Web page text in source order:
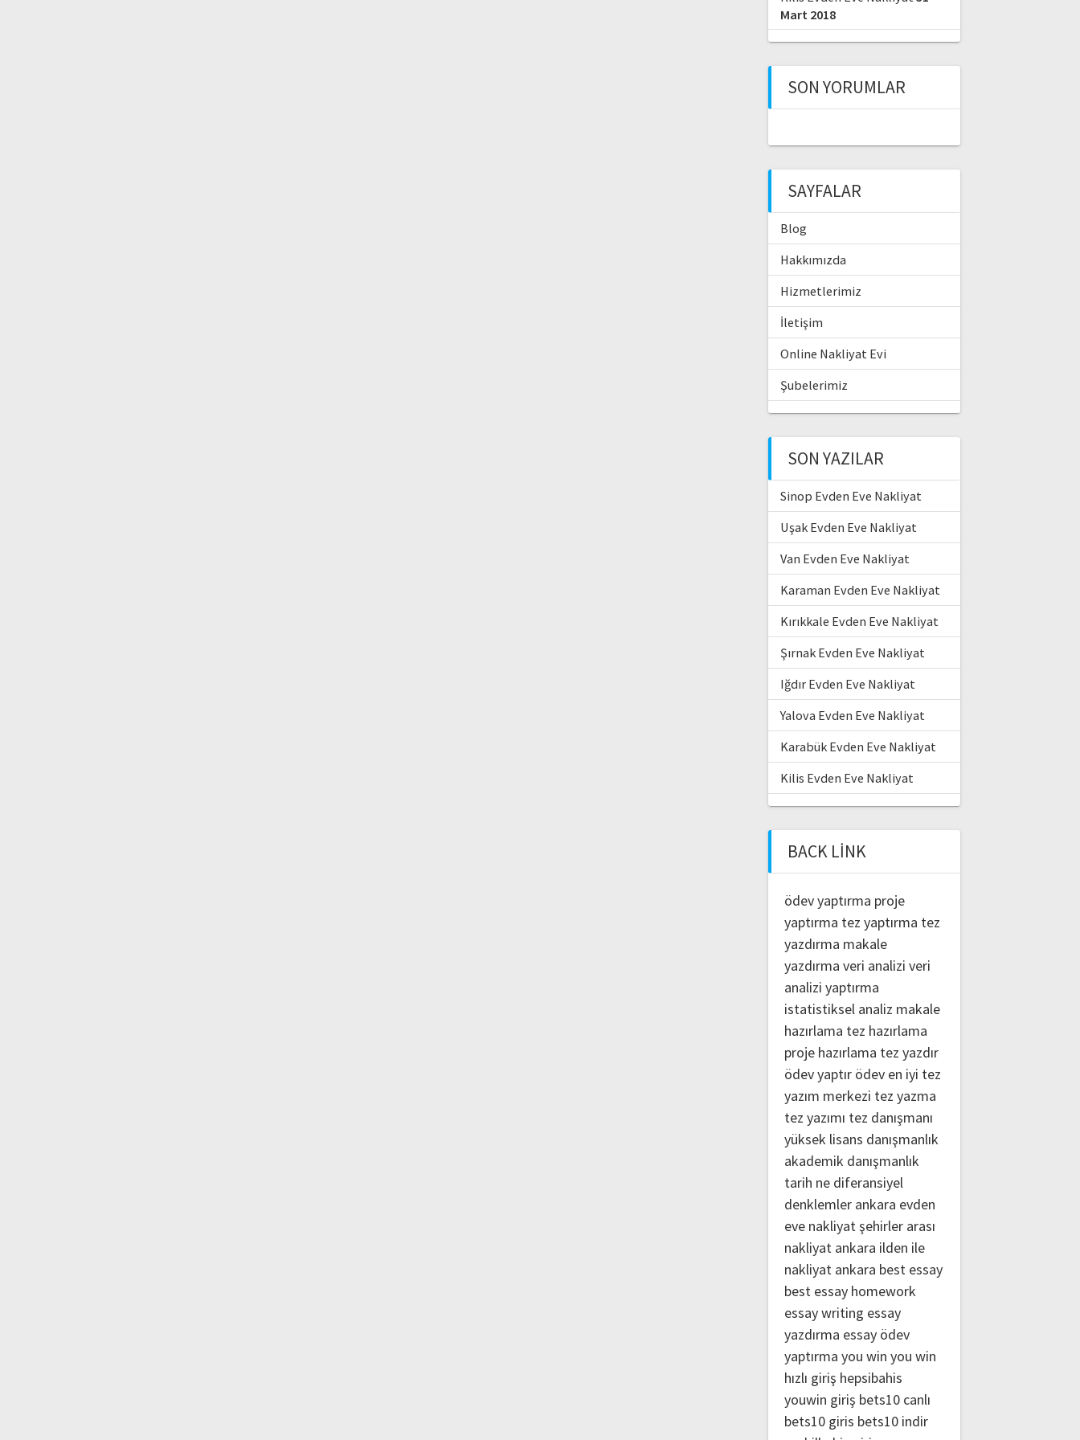
Mart 2018
SON YORUMLAR
SAYFALAR
Blog
Hakkımızda
Hizmetlerimiz
İletişim
Online Nakliyat Evi
Şubelerimiz
SON YAZILAR
Sinop Evden Eve Nakliyat
Uşak Evden Eve Nakliyat
Van Evden Eve Nakliyat
Karaman Evden Eve Nakliyat
Kırıkkale Evden Eve Nakliyat
Şırnak Evden Eve Nakliyat
Iğdır Evden Eve Nakliyat
Yalova Evden Eve Nakliyat
Karabük Evden Eve Nakliyat
Kilis Evden Eve Nakliyat
BACK LINK
ödev yaptırma proje
yaptırma tez yaptırma tez
yazdırma makale
yazdırma veri analizi veri
analizi yaptırma
istatistiksel analiz makale
hazırlama tez hazırlama
proje hazırlama tez yazdır
ödev yaptır ödev en iyi tez
yazım merkezi tez yazma
tez yazımı tez danışmanı
yüksek lisans danışmanlık
akademik danışmanlık
tarih ne diferansiyel
denklemler ankara evden
eve nakliyatşehirler arası
nakliyat ankara ilden ile
nakliyat ankara best essay
best essay homework
essay writing essay
yazdırma essay ödev
yaptırma you win you win
hızlı giriş hepsibahis
youwin giriş bets10 canlı
bets10 giris bets10 indir